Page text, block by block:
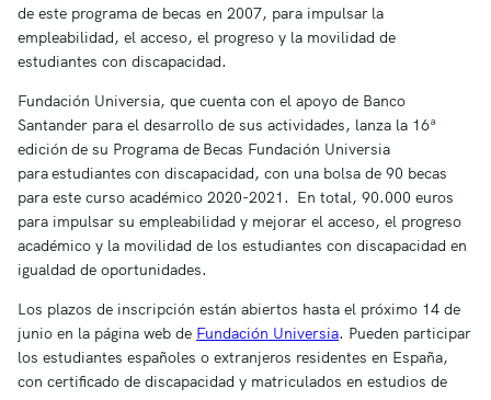
de este programa de becas en 2007, para impulsar la
empleabilidad, el acceso, el progreso y la movilidad de
estudiantes con discapacidad.
Fundación Universia, que cuenta con el apoyo de Banco
Santander para el desarrollo de sus actividades, lanza la 16ª
edición de su Programa de Becas Fundación Universia
para estudiantes con discapacidad, con una bolsa de 90 becas
para este curso académico 2020-2021. En total, 90.000 euros
para impulsar su empleabilidad y mejorar el acceso, el progreso
académico y la movilidad de los estudiantes con discapacidad en
igualdad de oportunidades.
Los plazos de inscripción están abiertos hasta el próximo 14 de
junio en la página web de Fundación Universia. Pueden participar
los estudiantes españoles o extranjeros residentes en España,
con certificado de discapacidad y matriculados en estudios de